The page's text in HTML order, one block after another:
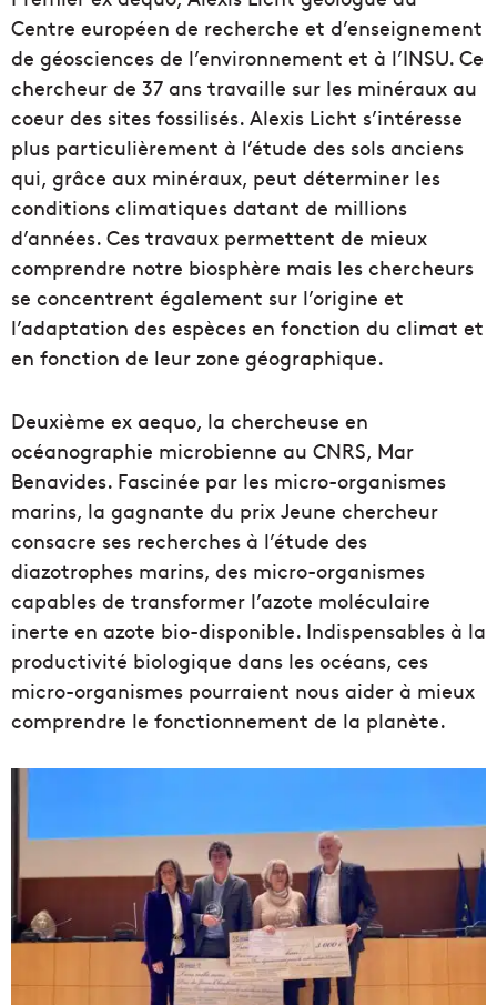
Centre européen de recherche et d’enseignement
de géosciences de l’environnement et à l’INSU. Ce
chercheur de 37 ans travaille sur les minéraux au
coeur des sites fossilisés. Alexis Licht s’intéresse
plus particulièrement à l’étude des sols anciens
qui, grâce aux minéraux, peut déterminer les
conditions climatiques datant de millions
d’années. Ces travaux permettent de mieux
comprendre notre biosphère mais les chercheurs
se concentrent également sur l’origine et
l’adaptation des espèces en fonction du climat et
en fonction de leur zone géographique.
Deuxième ex aequo, la chercheuse en
océanographie microbienne au CNRS, Mar
Benavides. Fascinée par les micro-organismes
marins, la gagnante du prix Jeune chercheur
consacre ses recherches à l’étude des
diazotrophes marins, des micro-organismes
capables de transformer l’azote moléculaire
inerte en azote bio-disponible. Indispensables à la
productivité biologique dans les océans, ces
micro-organismes pourraient nous aider à mieux
comprendre le fonctionnement de la planète.